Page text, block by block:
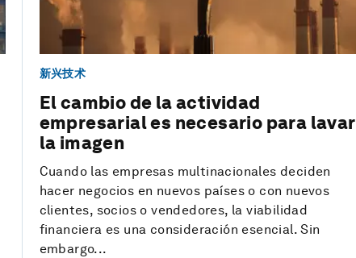
新兴技术
El cambio de la actividad
empresarial es necesario para lavar
la imagen
Cuando las empresas multinacionales deciden
hacer negocios en nuevos países o con nuevos
clientes, socios o vendedores, la viabilidad
financiera es una consideración esencial. Sin
embargo...